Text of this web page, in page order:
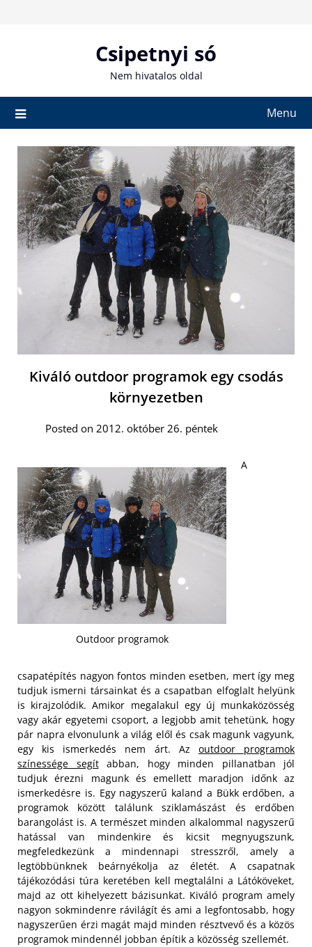
Csipetnyi só
Nem hivatalos oldal
Menu
Kiváló outdoor programok egy csodás
környezetben
Posted on 2012. október 26. péntek
Outdoor programok
A
csapatépítés nagyon fontos minden esetben, mert így meg
tudjuk ismerni társainkat és a csapatban elfoglalt helyünk
is kirajzolódik. Amikor megalakul egy új munkaközösség
vagy akár egyetemi csoport, a legjobb amit tehetünk, hogy
pár napra elvonulunk a világ elől és csak magunk vagyunk,
egy kis ismerkedés nem árt. Az outdoor programok
színessége segítabban, hogy minden pillanatban jól
tudjuk érezni magunk és emellett maradjon időnk az
ismerkedésre is. Egy nagyszerű kaland a Bükk erdőben, a
programok között találunk sziklamászást és erdőben
barangolást is. A természet minden alkalommal nagyszerű
hatással van mindenkire és kicsit megnyugszunk,
megfeledkezünk a mindennapi stresszről, amely a
legtöbbünknek beárnyékolja az életét. A csapatnak
tájékozódási túra keretében kell megtalálni a Látóköveket,
majd az ott kihelyezett bázisunkat. Kiváló program amely
nagyon sokmindenre rávilágít és ami a legfontosabb, hogy
nagyszerűen érzi magát majd minden résztvevő és a közös
programok mindennél jobban építik a közösség szellemét.